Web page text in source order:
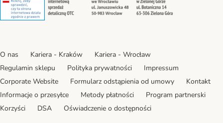
O nas Kariera - Kraków
Kariera - Wrocław
Regulamin sklepu
Polityka prywatności
Impressum
Corporate Website
Formularz odstąpienia od umowy
Kontakt
Informacje o przesyłce
Metody płatności
Program partnerski
Korzyści
DSA Oświadczenie o dostępności